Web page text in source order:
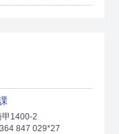
甲1400-2
364 847 029*27